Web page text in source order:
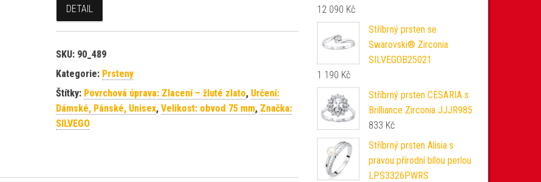
DETAIL
SKU: 90_489
Kategorie: Prsteny
Štítky: Povrchová úprava: Zlacení – žluté zlato, Určení:
Dámské, Pánské, Unisex, Velikost: obvod 75 mm, Značka:
SILVEGO
12 090 Kč
Stříbrný prsten se
Swarovski® Zirconia
SILVEGOB25021
1 190 Kč
Stříbrný prsten CESARIA s
Brilliance Zirconia JJJR985
833 Kč
Stříbrný prsten Alisia s
pravou přírodní bílou perlou
LPS3326PWRS